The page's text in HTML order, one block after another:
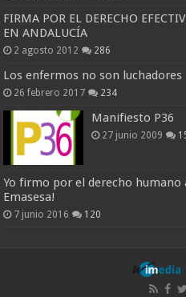
FIRMA POR EL DERECHO
EN ANDALUCÍA
2 agosto 2012 286
Los enfermos no son luchadores
26 febrero 2017 234
Manifiesto P36
27 junio 2009
Yo firmo por el derecho humano
Emasesa!
7 junio 2016 120